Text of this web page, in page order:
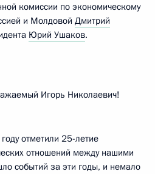
комиссии по экономическому
и Молдовой Дмитрий
Юрий Ушаков.
Игорь Николаевич!
отметили 25-летие
отношений между нашими
событий за эти годы, и немало